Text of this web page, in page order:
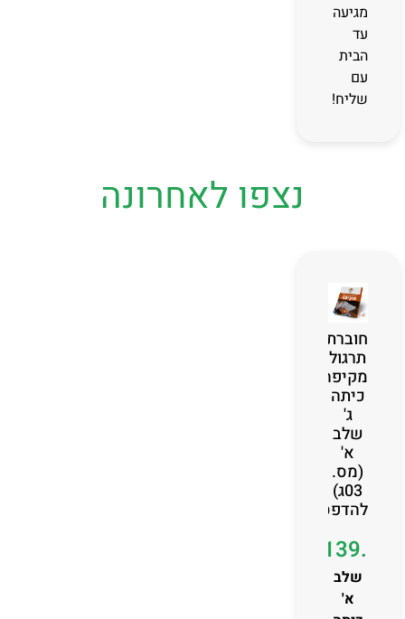
מגיעה
עד
הבית
עם
שליח!
נצפו לאחרונה
חוברת
תרגול
מקיפה
כיתה
ג'
שלב
א'
(מס.
03ג)
להדפסה
139.00
שלב
א'